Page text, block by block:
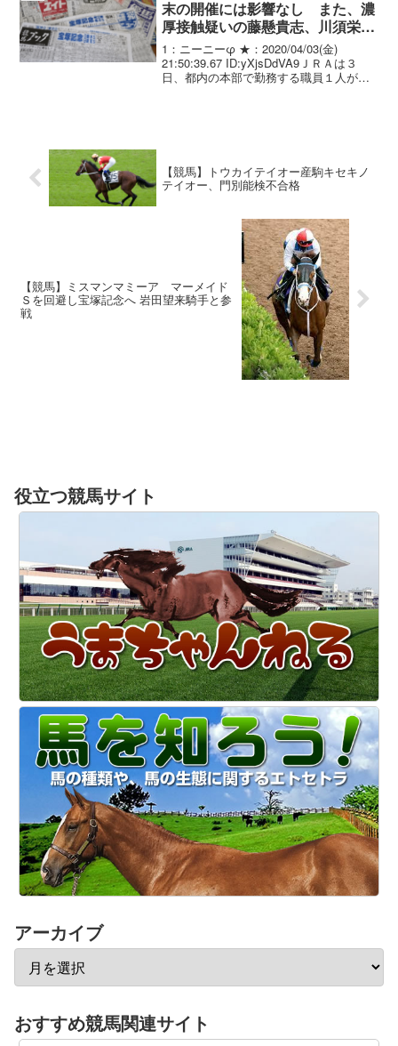
末の開催には影響なし また、濃
厚接触疑いの藤懸貴志、川須栄
彦、岩崎翼3騎手が乗り替わり
1：ニーニーφ ★：2020/04/03(金)
21:50:39.67 ID:yXjsDdVA9ＪＲＡは３
日、都内の本部で勤務する職員１人が新
【競馬】トウカイテイオー産駒キセキノ
テイオー、門別能検不合格
【競馬】ミスマンマミーア マーメイド
Ｓを回避し宝塚記念へ 岩田望来騎手と参
戦
役立つ競馬サイト
アーカイブ
おすすめ競馬関連サイト